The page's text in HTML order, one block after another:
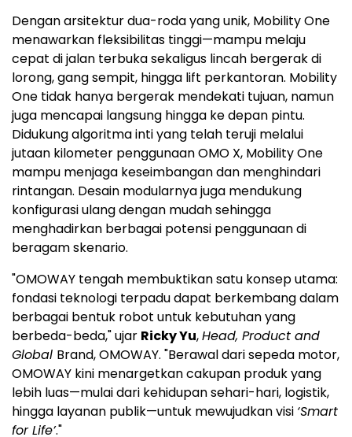
Dengan arsitektur dua-roda yang unik, Mobility One
menawarkan fleksibilitas tinggi—mampu melaju
cepat di jalan terbuka sekaligus lincah bergerak di
lorong, gang sempit, hingga lift perkantoran. Mobility
One tidak hanya bergerak mendekati tujuan, namun
juga mencapai langsung hingga ke depan pintu.
Didukung algoritma inti yang telah teruji melalui
jutaan kilometer penggunaan OMO X, Mobility One
mampu menjaga keseimbangan dan menghindari
rintangan. Desain modularnya juga mendukung
konfigurasi ulang dengan mudah sehingga
menghadirkan berbagai potensi penggunaan di
beragam skenario.
"OMOWAY tengah membuktikan satu konsep utama:
fondasi teknologi terpadu dapat berkembang dalam
berbagai bentuk robot untuk kebutuhan yang
berbeda-beda," ujar Ricky Yu,Head, Product and
Global Brand, OMOWAY. "Berawal dari sepeda motor,
OMOWAY kini menargetkan cakupan produk yang
lebih luas—mulai dari kehidupan sehari-hari, logistik,
hingga layanan publik—untuk mewujudkan visi ‘Smart
for Life’."